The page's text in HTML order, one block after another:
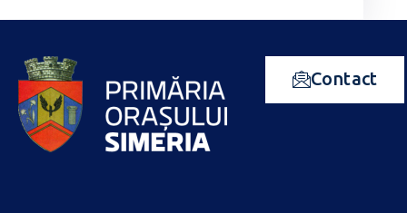
Contact